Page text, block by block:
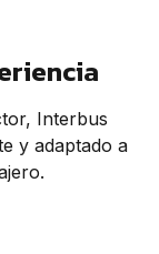
Interbus
y adaptado a